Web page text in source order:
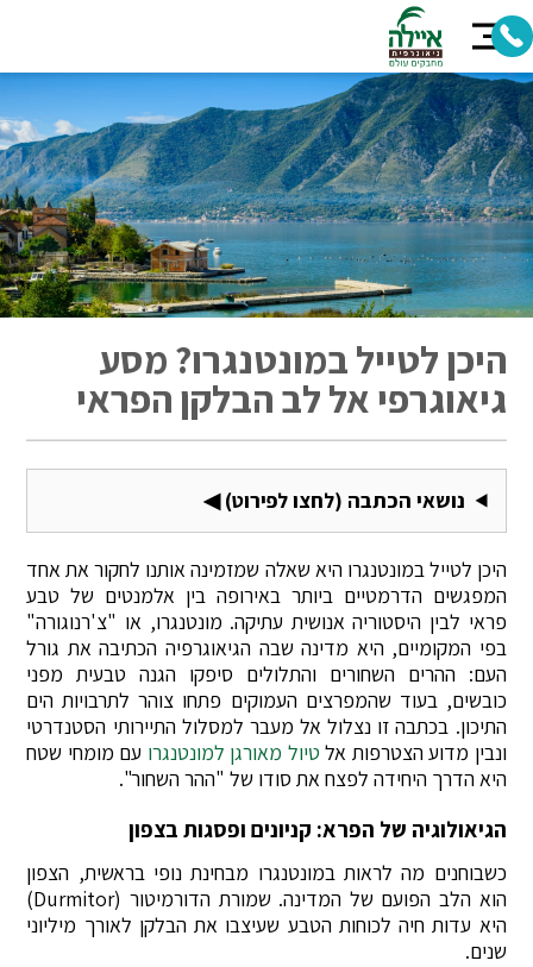
היכן לטייל במונטנגרו? מסע
גיאוגרפי אל לב הבלקן הפראי
נושאי הכתבה (לחצו לפירוט) ◀
היכן לטייל במונטנגרו היא שאלה שמזמינה אותנו לחקור את אחד
המפגשים הדרמטיים ביותר באירופה בין אלמנטים של טבע
פראי לבין היסטוריה אנושית עתיקה. מונטנגרו, או "צ'רנוגורה"
בפי המקומיים, היא מדינה שבה הגיאוגרפיה הכתיבה את גורל
העם: ההרים השחורים והתלולים סיפקו הגנה טבעית מפני
כובשים, בעוד שהמפרצים העמוקים פתחו צוהר לתרבויות הים
התיכון. בכתבה זו נצלול אל מעבר למסלול התיירותי הסטנדרטי
ונבין מדוע הצטרפות אל טיול מאורגן למונטנגרו עם מומחי שטח
היא הדרך היחידה לפצח את סודו של "ההר השחור".
הגיאולוגיה של הפרא: קניונים ופסגות בצפון
כשבוחנים מה לראות במונטנגרו מבחינת נופי בראשית, הצפון
הוא הלב הפועם של המדינה. שמורת הדורמיטור (Durmitor)
היא עדות חיה לכוחות הטבע שעיצבו את הבלקן לאורך מיליוני
שנים.